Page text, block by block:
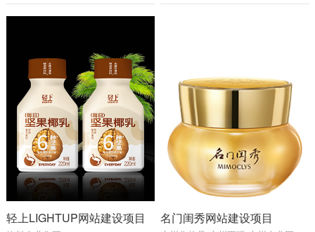
轻上LIGHTUP网站建设项目 名门闺秀网站建设项目